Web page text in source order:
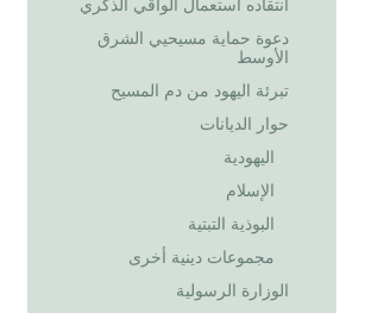
انتقاده استعمال الواقي الذكري
دعوة حماية مسيحيي الشرق
الأوسط
تبرئة اليهود من دم المسيح
حوار الديانات
اليهودية
الإسلام
البوذية التبتية
مجموعات دينية أخرى
الوزارة الرسولية